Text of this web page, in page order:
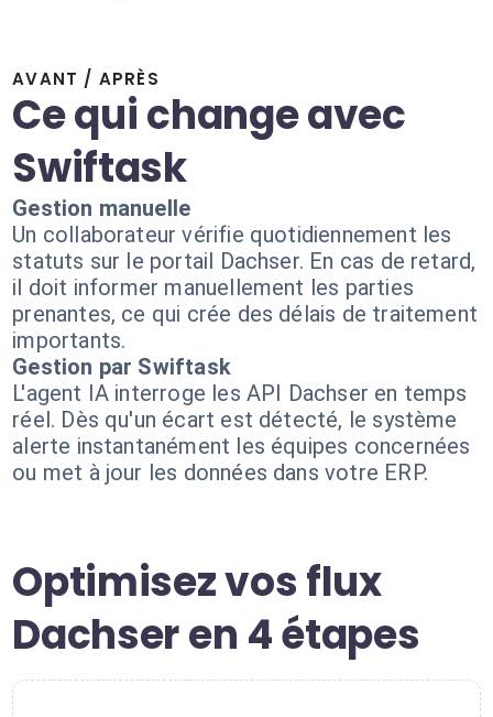
AVANT / APRÈS
Ce qui change avec
Swiftask
Gestion manuelle
Un collaborateur vérifie quotidiennement les
statuts sur le portail Dachser. En cas de retard,
il doit informer manuellement les parties
prenantes, ce qui crée des délais de traitement
importants.
Gestion par Swiftask
L'agent IA interroge les API Dachser en temps
réel. Dès qu'un écart est détecté, le système
alerte instantanément les équipes concernées
ou met à jour les données dans votre ERP.
Optimisez vos flux
Dachser en 4 étapes